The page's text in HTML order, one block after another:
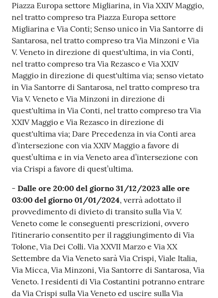
Piazza Europa settore Migliarina, in Via XXIV Maggio,
nel tratto compreso tra Piazza Europa settore
Migliarina e Via Conti; Senso unico in Via Santorre di
Santarosa, nel tratto compreso tra Via Minzoni e Via
V. Veneto in direzione di quest'ultima, in via Conti,
nel tratto compreso tra Via Rezasco e Via XXIV
Maggio in direzione di quest'ultima via; senso vietato
in Via Santorre di Santarosa, nel tratto compreso tra
Via V. Veneto e Via Minzoni in direzione di
quest'ultima in Via Conti, nel tratto compreso tra Via
XXIV Maggio e Via Rezasco in direzione di
quest'ultima via; Dare Precedenza in via Conti area
d’intersezione con via XXIV Maggio a favore di
quest’ultima e in via Veneto area d’intersezione con
via Crispi a favore di quest’ultima.
- Dalle ore 20:00 del giorno 31/12/2023 alle ore
03:00 del giorno 01/01/2024, verrà adottato il
provvedimento di divieto di transito sulla Via V.
Veneto come le conseguenti prescrizioni, ovvero
l'itinerario consentito per il raggiungimento di Via
Tolone, Via Dei Colli. Via XXVII Marzo e Via XX
Settembre da Via Veneto sarà Via Crispi, Viale Italia,
Via Micca, Via Minzoni, Via Santorre di Santarosa, Via
Veneto. I residenti di Via Costantini potranno entrare
da Via Crispi sulla Via Veneto ed uscire sulla Via